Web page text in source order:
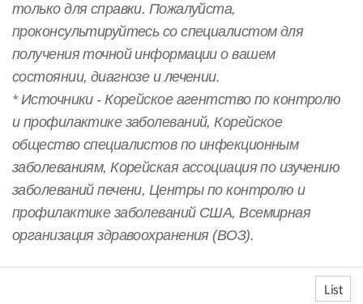
только для справки. Пожалуйста,
проконсультируйтесь со специалистом для
получения точной информации о вашем
состоянии, диагнозе и лечении.
* Источники - Корейское агентство по контролю
и профилактике заболеваний, Корейское
общество специалистов по инфекционным
заболеваниям, Корейская ассоциация по изучению
заболеваний печени, Центры по контролю и
профилактике заболеваний США, Всемирная
организация здравоохранения (ВОЗ).
List